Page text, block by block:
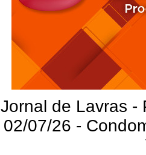
Jornal de Lavras -
02/07/26 -